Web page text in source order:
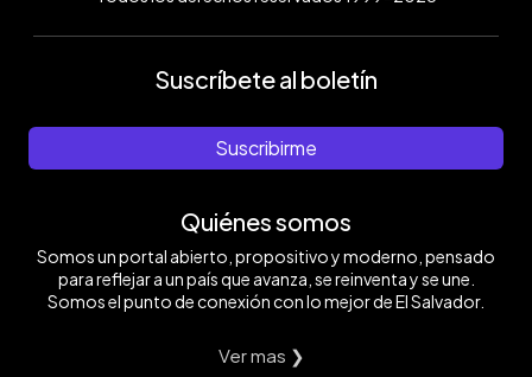
Suscríbete al boletín
Suscribirme
Quiénes somos
Somos un portal abierto, propositivo y moderno, pensado
para reflejar a un país que avanza, se reinventa y se une.
Somos el punto de conexión con lo mejor de El Salvador.
Ver mas ❯